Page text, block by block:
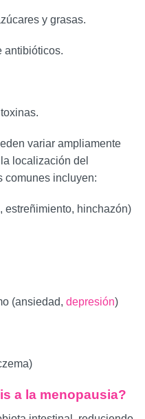
y grasas.
antibióticos.
variar ampliamente
localización del
comunes incluyen:
estreñimiento, hinchazón)
(ansiedad, depresión)
a la menopausia?